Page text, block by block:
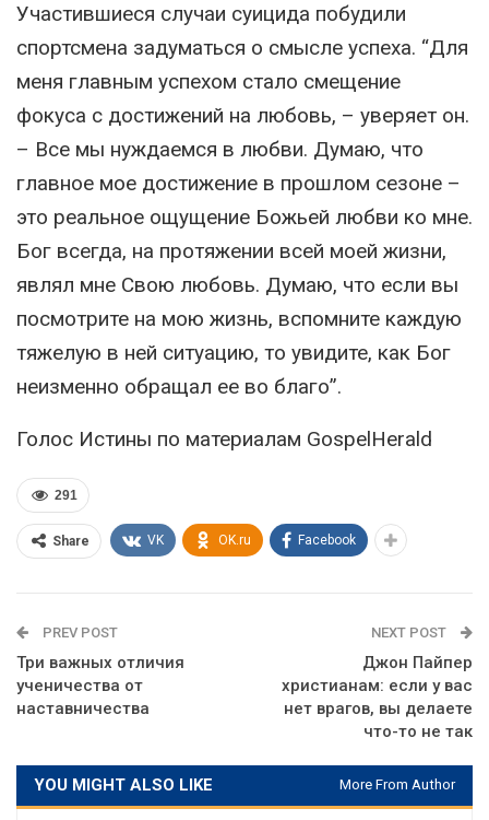
Участившиеся случаи суицида побудили
спортсмена задуматься о смысле успеха. “Для
меня главным успехом стало смещение
фокуса с достижений на любовь, – уверяет он.
– Все мы нуждаемся в любви. Думаю, что
главное мое достижение в прошлом сезоне –
это реальное ощущение Божьей любви ко мне.
Бог всегда, на протяжении всей моей жизни,
являл мне Свою любовь. Думаю, что если вы
посмотрите на мою жизнь, вспомните каждую
тяжелую в ней ситуацию, то увидите, как Бог
неизменно обращал ее во благо”.
Голос Истины по материалам GospelHerald
291
Share VK OK.ru Facebook
PREV POST
Три важных отличия
ученичества от
наставничества
NEXT POST
Джон Пайпер
христианам: если у вас
нет врагов, вы делаете
что-то не так
YOU MIGHT ALSO LIKE More From Author